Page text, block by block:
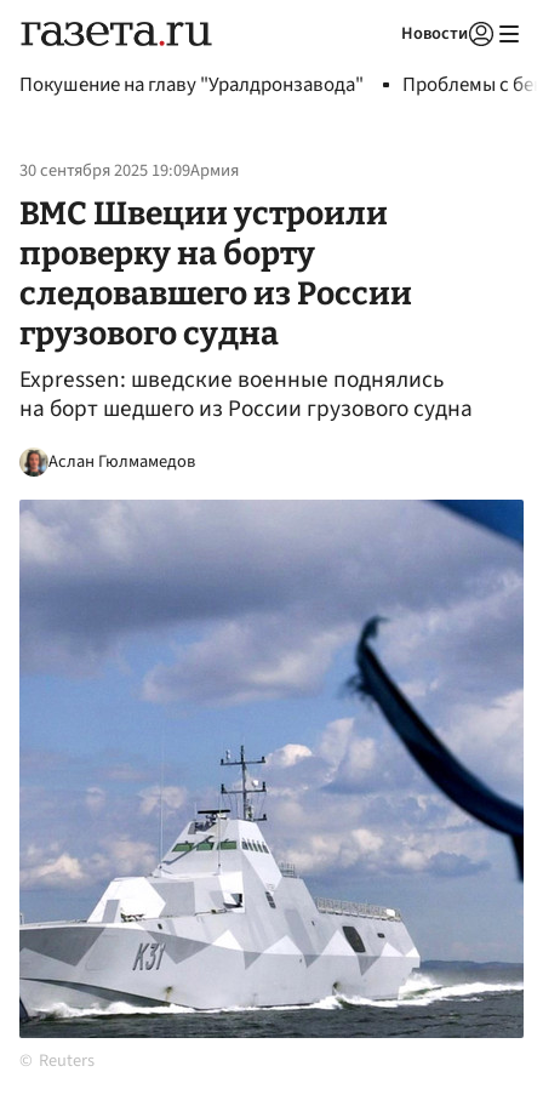
Новости
Покушение на главу "Уралдронзавода" Проблемы с
30 сентября 2025 19:09Армия
ВМС Швеции устроили
проверку на борту
следовавшего из России
грузового судна
Expressen: шведские военные поднялись
на борт шедшего из России грузового судна
Аслан Гюлмамедов
Reuters